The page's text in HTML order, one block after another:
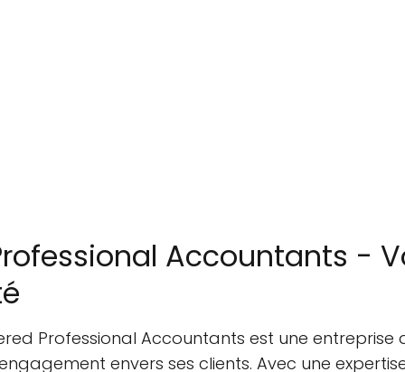
Accountants -
Professional Accountants est une
envers ses clients. Avec une